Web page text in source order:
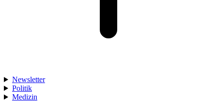
Newsletter
Politik
Medizin